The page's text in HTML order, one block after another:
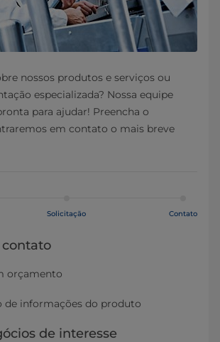
nossos produtos e serviços ou
especializada? Nossa equipe
para ajudar! Preencha o
em contato o mais breve
Solicitação Contato
orçamento
de informações do produto
de interesse